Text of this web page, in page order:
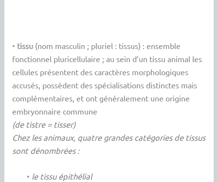
• tissu (nom masculin ; pluriel : tissus) : ensemble
fonctionnel pluricellulaire ; au sein d’un tissu animal les
cellules présentent des caractères morphologiques
accusés, possèdent des spécialisations distinctes mais
complémentaires, et ont généralement une origine
embryonnaire commune
(de tistre = tisser)
Chez les animaux, quatre grandes catégories de tissus
sont dénombrées :
• le tissu épithélial